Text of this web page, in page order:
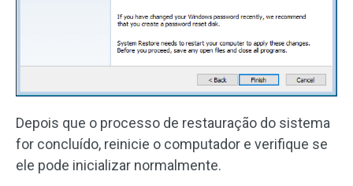
Depois que o processo de restauração do sistema
for concluído, reinicie o computador e verifique se
ele pode inicializar normalmente.